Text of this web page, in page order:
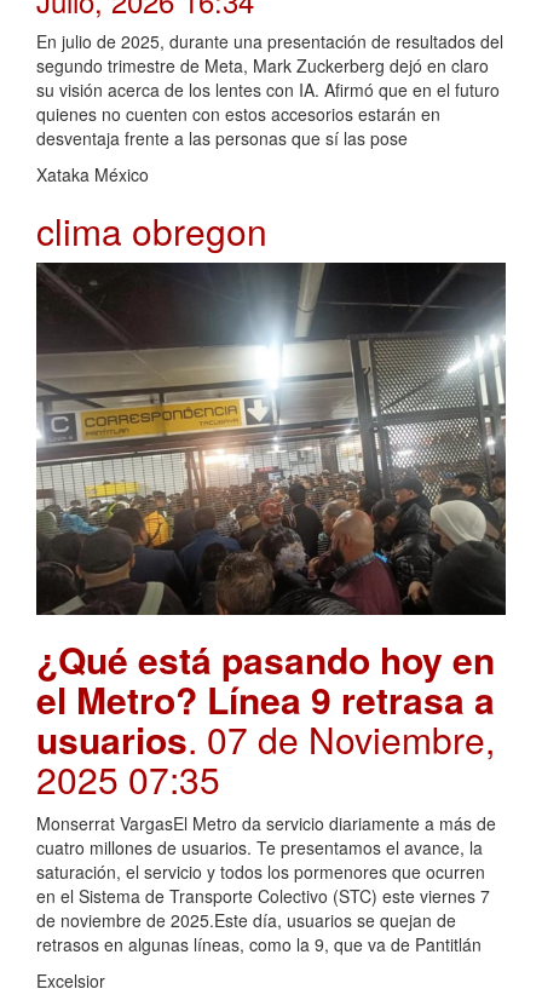
En julio de 2025, durante una presentación de resultados del
segundo trimestre de Meta, Mark Zuckerberg dejó en claro
su visión acerca de los lentes con IA. Afirmó que en el futuro
quienes no cuenten con estos accesorios estarán en
desventaja frente a las personas que sí las pose
Xataka México
clima obregon
¿Qué está pasando hoy en
el Metro? Línea 9 retrasa a
usuarios. 07 de Noviembre,
2025 07:35
Monserrat VargasEl Metro da servicio diariamente a más de
cuatro millones de usuarios. Te presentamos el avance, la
saturación, el servicio y todos los pormenores que ocurren
en el Sistema de Transporte Colectivo (STC) este viernes 7
de noviembre de 2025.Este día, usuarios se quejan de
retrasos en algunas líneas, como la 9, que va de Pantitlán
Excelsior